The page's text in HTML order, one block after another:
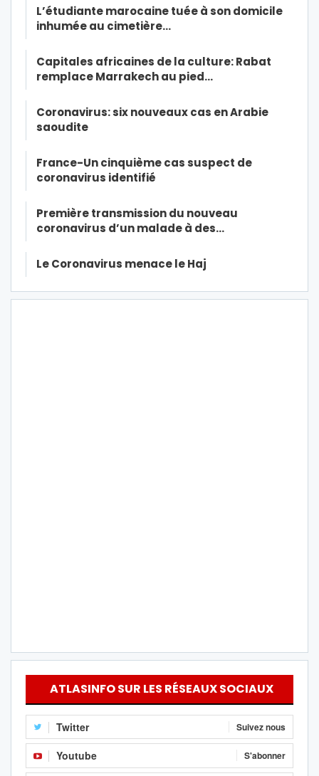
L’étudiante marocaine tuée à son domicile
inhumée au cimetière…
Capitales africaines de la culture: Rabat
remplace Marrakech au pied…
Coronavirus: six nouveaux cas en Arabie
saoudite
France-Un cinquième cas suspect de
coronavirus identifié
Première transmission du nouveau
coronavirus d’un malade à des…
Le Coronavirus menace le Haj
ATLASINFO SUR LES RÉSEAUX SOCIAUX
Twitter Suivez nous
Youtube S'abonner